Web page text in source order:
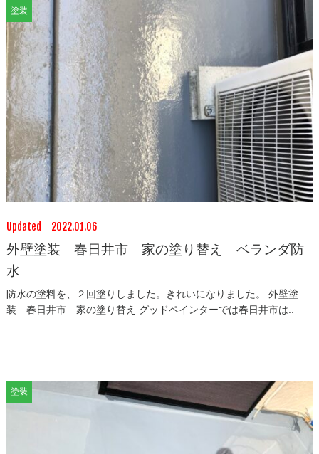
塗装
Updated 2022.01.06
外壁塗装 春日井市 家の塗り替え ベランダ防
水
防水の塗料を、２回塗りしました。きれいになりました。 外壁塗
装 春日井市 家の塗り替え グッドペインターでは春日井市は..
塗装